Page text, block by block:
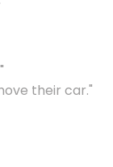
their car."